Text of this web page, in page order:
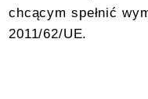
chcącym spełnić
2011/62/UE.